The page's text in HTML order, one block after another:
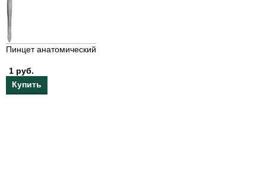
Пинцет анатомический
1 руб.
Купить